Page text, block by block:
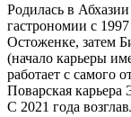
Родилась в
гастрономии с
Остоженке, затем
(начало карьеры
работает с самого
Поварская карьера
С 2021 года